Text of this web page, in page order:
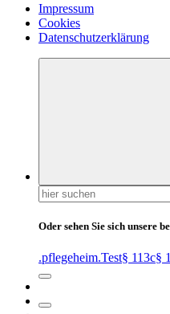
Impressum
Cookies
Datenschutzerklärung
Suchen
nach:
Oder sehen Sie sich unsere
.pflegeheim.Test§ 113c§